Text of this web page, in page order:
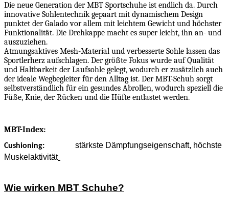
Die neue Generation der MBT Sportschuhe ist endlich da. Durch
innovative Sohlentechnik gepaart mit dynamischem Design
punktet der Galado vor allem mit leichtem Gewicht und höchster
Funktionalität. Die Drehkappe macht es super leicht, ihn an- und
auszuziehen.
Atmungsaktives Mesh-Material und verbesserte Sohle lassen das
Sportlerherz aufschlagen. Der größte Fokus wurde auf Qualität
und Haltbarkeit der Laufsohle gelegt, wodurch er zusätzlich auch
der ideale Wegbegleiter für den Alltag ist. Der MBT-Schuh sorgt
selbstverständlich für ein gesundes Abrollen, wodurch speziell die
Füße, Knie, der Rücken und die Hüfte entlastet werden.
MBT-Index:
Cushioning:
stärkste Dämpfungseigenschaft, höchste
Muskelaktivität
Wie wirken MBT Schuhe?